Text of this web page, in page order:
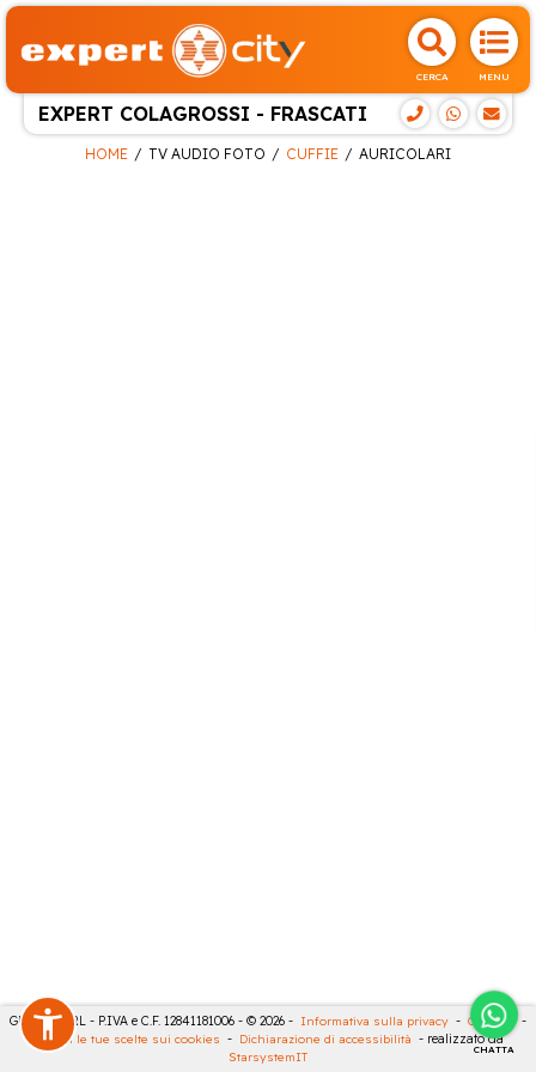
CERCA MENU
EXPERT COLAGROSSI - FRASCATI
CHATTA
HOME TV AUDIO FOTO CUFFIE AURICOLARI
GECO 14 SRL - P.IVA e C.F. 12841181006 - © 2026 - Informativa sulla privacy - Cookies
-
Rivedi le tue scelte sui cookies - Dichiarazione di accessibilità - realizzato da
StarsystemIT